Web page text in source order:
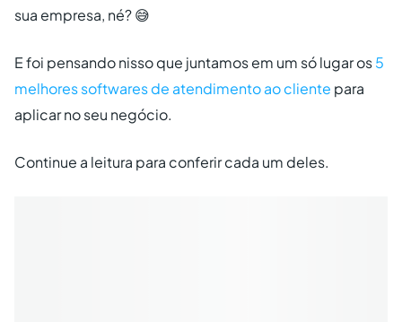
sua empresa, né? 😅
E foi pensando nisso que juntamos em um só lugar os5
melhores softwares de atendimento ao cliente para
aplicar no seu negócio.
Continue a leitura para conferir cada um deles.